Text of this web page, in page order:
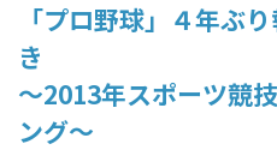
「プロ野球」４年ぶ
き
～2013年スポーツ競
ング～